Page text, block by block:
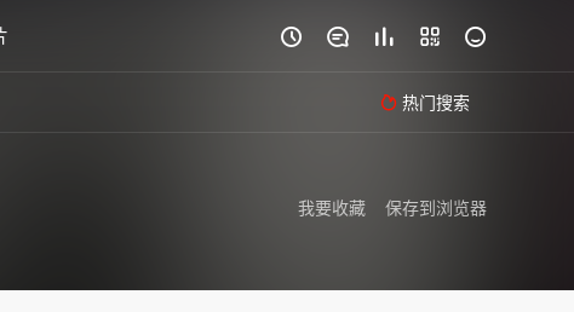
    
 热门搜索
保存到浏览器
我要收藏